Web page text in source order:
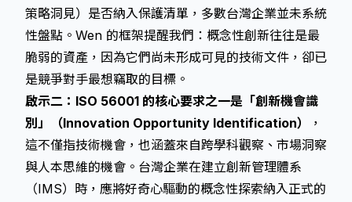
策略洞見）是否納入保護清單，多數台灣企業並未系統
性盤點。Wen 的框架提醒我們：概念性創新往往是最
脆弱的資產，因為它們尚未形成可見的技術文件，卻已
是競爭對手最想竊取的目標。
啟示二：ISO 56001 的核心要求之一是「創新機會識
別」（Innovation Opportunity Identification）
，
這不僅指技術機會，也涵蓋來自跨學科觀察、市場洞察
與人本思維的機會。台灣企業在建立創新管理體系
（IMS）時，應將好奇心驅動的概念性探索納入正式的